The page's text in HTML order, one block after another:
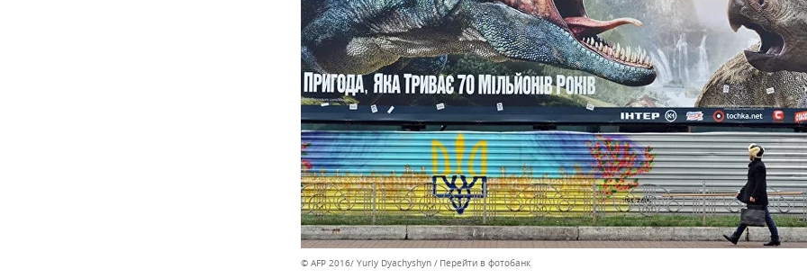
© AFP 2016/ Yuriy Dyachyshyn Перейти в фотобанк